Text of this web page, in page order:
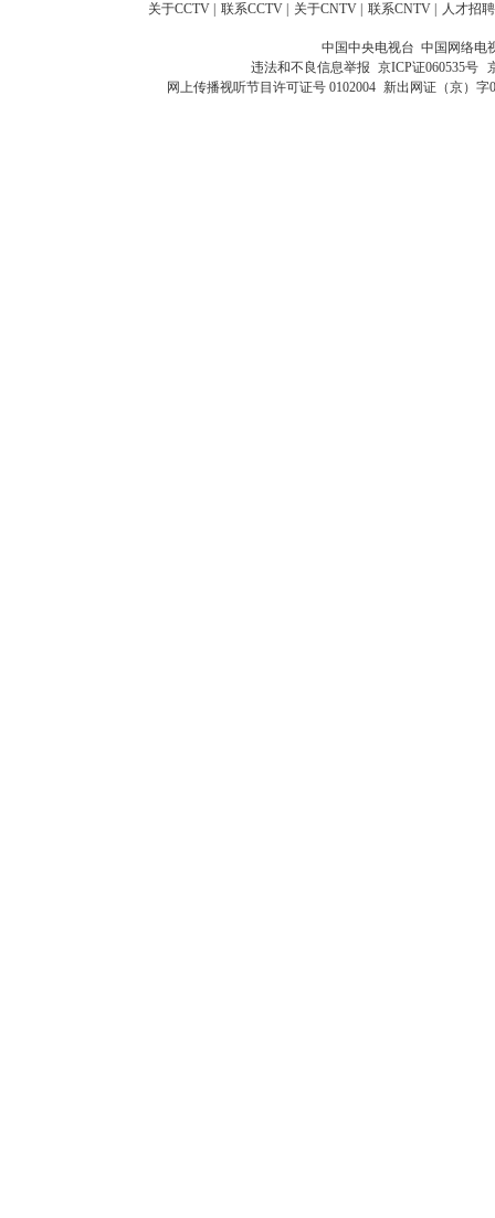
关于CCTV 联系CCTV 关于CNTV 联系CNTV 人才招聘
中国中央电视台 中国网络电
违法和不良信息举报 京ICP证060535号
网上传播视听节目许可证号 0102004 新出网证（京）